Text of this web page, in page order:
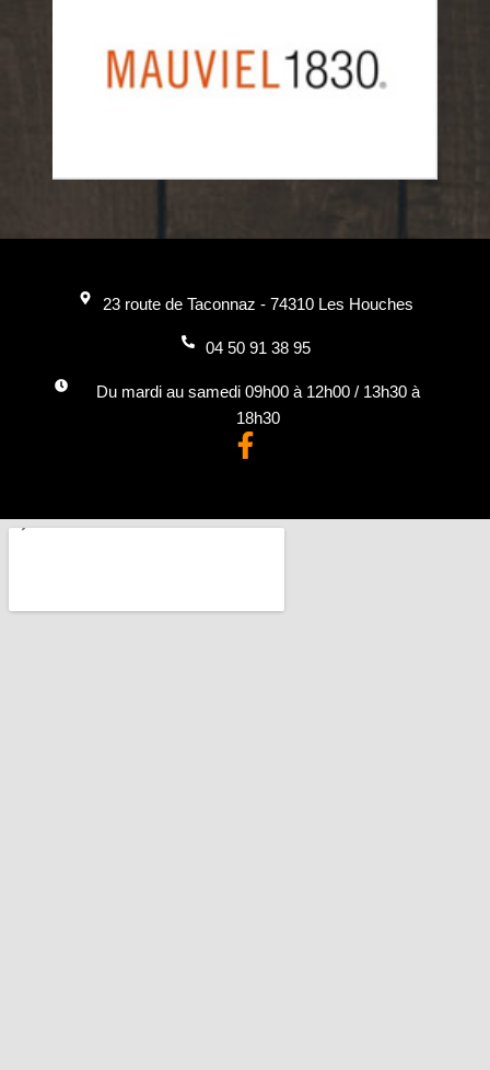
23 route de Taconnaz - 74310 Les Houches
04 50 91 38 95
Du mardi au samedi 09h00 à 12h00 / 13h30 à
18h30